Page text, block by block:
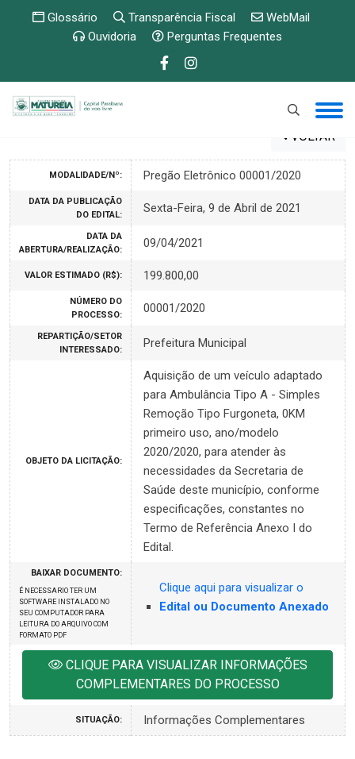
Glossário Transparência Fiscal
WebMail
Ouvidoria
Perguntas Frequentes
VOLTAR
MODALIDADE/Nº: Pregão Eletrônico 00001/2020
DATA DA PUBLICAÇÃO
DO EDITAL:
Sexta-Feira, 9 de Abril de 2021
DATA DA
ABERTURA/REALIZAÇÃO:
09/04/2021
VALOR ESTIMADO (R$): 199.800,00
NÚMERO DO
PROCESSO:
00001/2020
REPARTIÇÃO/SETOR
INTERESSADO:
Prefeitura Municipal
OBJETO DA LICITAÇÃO:
Aquisição de um veículo adaptado
para Ambulância Tipo A - Simples
Remoção Tipo Furgoneta, 0KM
primeiro uso, ano/modelo
2020/2020, para atender às
necessidades da Secretaria de
Saúde deste município, conforme
especificações, constantes no
Termo de Referência Anexo I do
Edital.
BAIXAR DOCUMENTO:
É NECESSARIO TER UM
SOFTWARE INSTALADO NO
SEU COMPUTADOR PARA
LEITURA DO ARQUIVO COM
FORMATO PDF
Clique aqui para visualizar o
Edital ou Documento Anexado
CLIQUE PARA VISUALIZAR INFORMAÇÕES
COMPLEMENTARES DO PROCESSO
SITUAÇÃO: Informações Complementares